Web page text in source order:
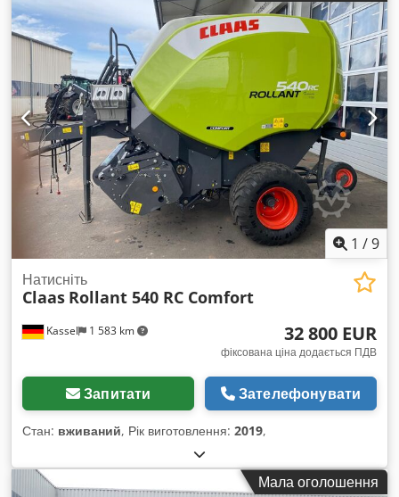
1 /9
Kassel 1 583 km
Натисніть
Claas Rollant 540 RC Comfort
32 800 EUR
фіксована ціна додається ПДВ
Запитати Зателефонувати
Стан: вживаний, Рік виготовлення: 2019,
Мала оголошення